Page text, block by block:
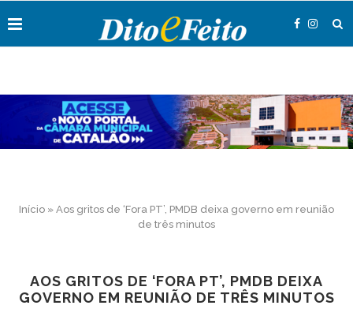
Início » Aos gritos de ‘Fora PT’, PMDB deixa governo em reunião
de três minutos
AOS GRITOS DE ‘FORA PT’, PMDB DEIXA
GOVERNO EM REUNIÃO DE TRÊS MINUTOS